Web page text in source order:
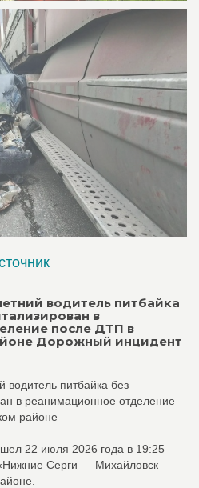
водитель питбайка
в
после ДТП в
Дорожный инцидент
питбайка без
в реанимационное отделение
районе
22 июля 2026 года в 19:25
Серги — Михайловск —